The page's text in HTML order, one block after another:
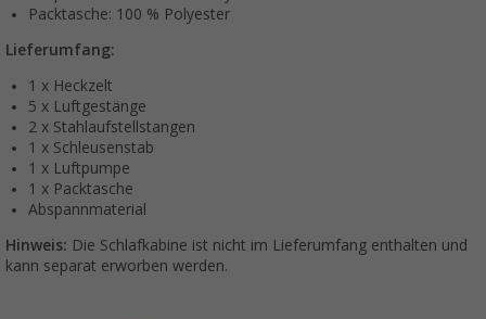
Packtasche: 100 % Polyester
Lieferumfang:
1 x Heckzelt
5 x Luftgestänge
2 x Stahlaufstellstangen
1 x Schleusenstab
1 x Luftpumpe
1 x Packtasche
Abspannmaterial
Hinweis: Die Schlafkabine ist nicht im Lieferumfang enthalten und
kann separat erworben werden.